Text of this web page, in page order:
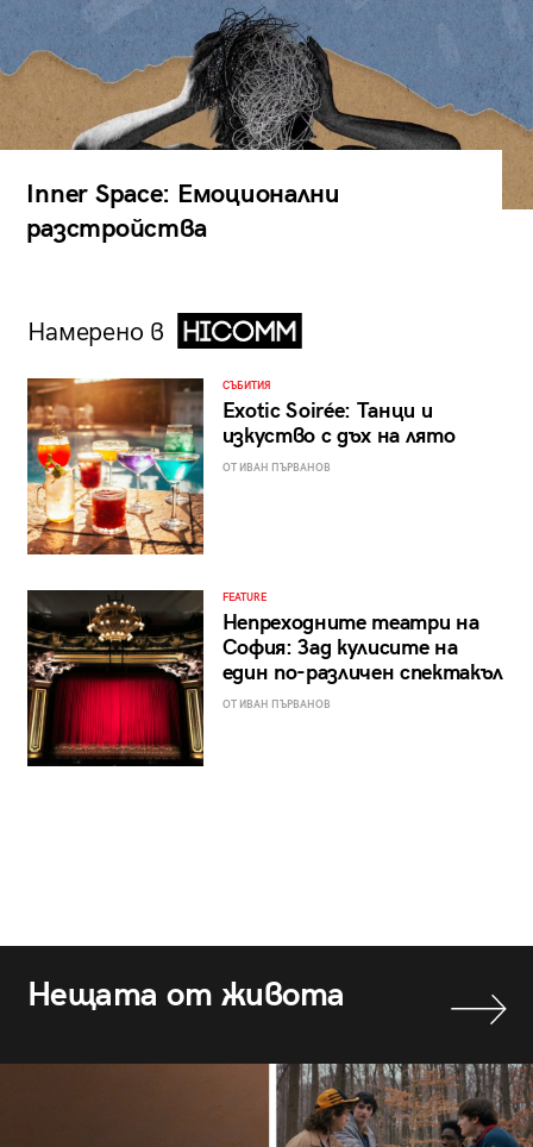
Inner Space: Емоционални
разстройства
Намерено в
СЪБИТИЯ
Exotic Soirée: Танци и
изкуство с дъх на лято
ОТ ИВАН ПЪРВАНОВ
FEATURE
Непреходните театри на
София: Зад кулисите на
един по-различен спектакъл
ОТ ИВАН ПЪРВАНОВ
Нещата от живота